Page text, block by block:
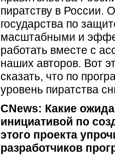
пиратству в России.
государства по
масштабными и
работать вместе с
наших авторов. Вот
сказать, что по
уровень пиратства
CNews: Какие
инициативой по
этого проекта
разработчиков